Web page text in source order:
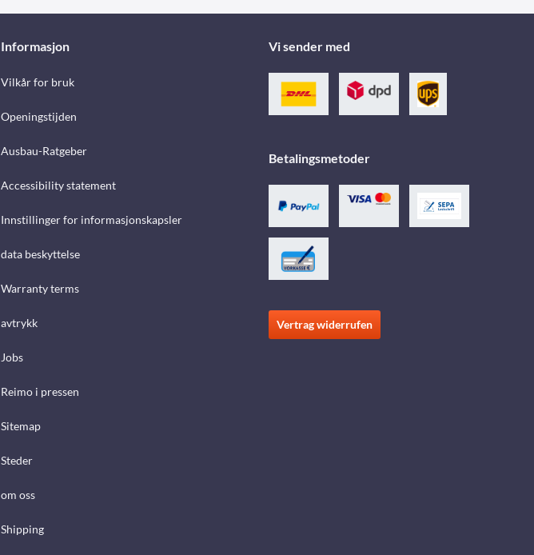
Informasjon
Vilkår for bruk
Openingstijden
Ausbau-Ratgeber
Accessibility statement
Innstillinger for informasjonskapsler
data beskyttelse
Warranty terms
avtrykk
Jobs
Reimo i pressen
Sitemap
Steder
om oss
Shipping
Vi sender med
Betalingsmetoder
Vertrag widerrufen